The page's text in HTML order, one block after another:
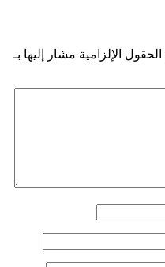
الحقول الإلزامية مشار إليها بـ